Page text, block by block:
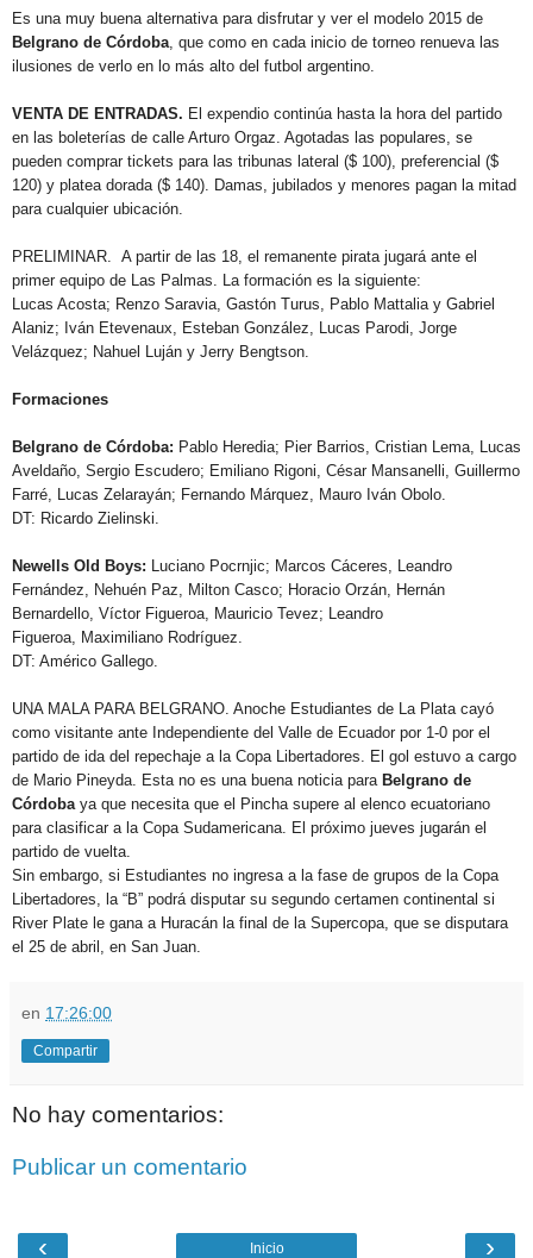
Es una muy buena alternativa para disfrutar y ver el modelo 2015 de
Belgrano de Córdoba, que como en cada inicio de torneo renueva las
ilusiones de verlo en lo más alto del futbol argentino.
VENTA DE ENTRADAS. El expendio continúa hasta la hora del partido
en las boleterías de calle Arturo Orgaz. Agotadas las populares, se
pueden comprar tickets para las tribunas lateral ($ 100), preferencial ($
120) y platea dorada ($ 140). Damas, jubilados y menores pagan la mitad
para cualquier ubicación.
PRELIMINAR. A partir de las 18, el remanente pirata jugará ante el
primer equipo de Las Palmas. La formación es la siguiente:
Lucas Acosta; Renzo Saravia, Gastón Turus, Pablo Mattalia y Gabriel
Alaniz; Iván Etevenaux, Esteban González, Lucas Parodi, Jorge
Velázquez; Nahuel Luján y Jerry Bengtson.
Formaciones
Belgrano de Córdoba: Pablo Heredia; Pier Barrios, Cristian Lema, Lucas
Aveldaño, Sergio Escudero; Emiliano Rigoni, César Mansanelli, Guillermo
Farré, Lucas Zelarayán; Fernando Márquez, Mauro Iván Obolo.
DT: Ricardo Zielinski.
Newells Old Boys: Luciano Pocrnjic; Marcos Cáceres, Leandro
Fernández, Nehuén Paz, Milton Casco; Horacio Orzán, Hernán
Bernardello, Víctor Figueroa, Mauricio Tevez; Leandro
Figueroa, Maximiliano Rodríguez.
DT: Américo Gallego.
UNA MALA PARA BELGRANO. Anoche Estudiantes de La Plata cayó
como visitante ante Independiente del Valle de Ecuador por 1-0 por el
partido de ida del repechaje a la Copa Libertadores. El gol estuvo a cargo
de Mario Pineyda. Esta no es una buena noticia para Belgrano de
Córdobaya que necesita que el Pincha supere al elenco ecuatoriano
para clasificar a la Copa Sudamericana. El próximo jueves jugarán el
partido de vuelta.
Sin embargo, si Estudiantes no ingresa a la fase de grupos de la Copa
Libertadores, la “B” podrá disputar su segundo certamen continental si
River Plate le gana a Huracán la final de la Supercopa, que se disputara
el 25 de abril, en San Juan.
en 17:26:00
Compartir
No hay comentarios:
Publicar un comentario
‹ ›
Inicio